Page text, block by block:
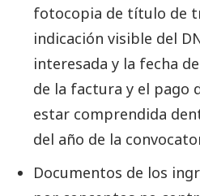
fotocopia de título de
indicación visible del
interesada y la fecha
de la factura y el pago
estar comprendida
del año de la
Documentos de los